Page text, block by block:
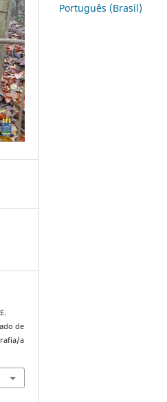
de
a
Português (Brasil)